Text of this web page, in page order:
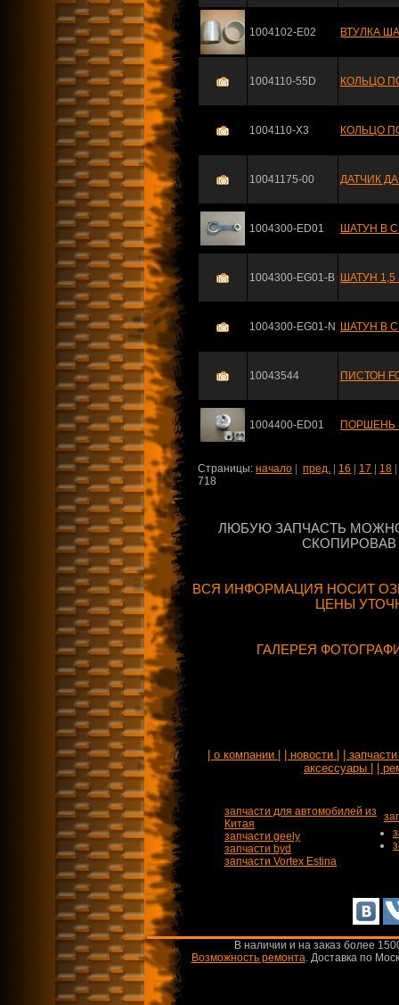
1004102-E02 ВТУЛКА
1004110-55D КОЛЬЦО
1004110-X3 КОЛЬЦО
10041175-00 ДАТЧИК
1004300-ED01 ШАТУН В
1004300-EG01-B ШАТУН 1,5
1004300-EG01-N ШАТУН В
10043544 ПИСТОН
1004400-ED01 ПОРШЕНЬ
Страницы: начало пред. 16 17 18
718
ЛЮБУЮ ЗАПЧАСТЬ
ВСЯ ИНФОРМАЦИЯ НОСИТ
ЦЕНЫ
ГАЛЕРЕЯ
| о компании | | новости |
|
аксессуары |
|
запчасти для автомобилей из
Китая
запчасти geely
запчасти byd
запчасти Vortex Estina
В наличии и на заказ более
Возможность ремонта.Доставка по